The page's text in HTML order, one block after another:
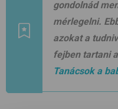
gondolnád
mérlegelni.
azokat a
fejben tartani
Tanácsok a